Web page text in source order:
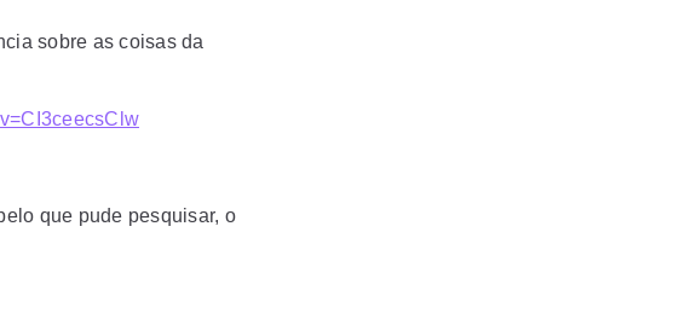
sobre as coisas da
que pude pesquisar, o